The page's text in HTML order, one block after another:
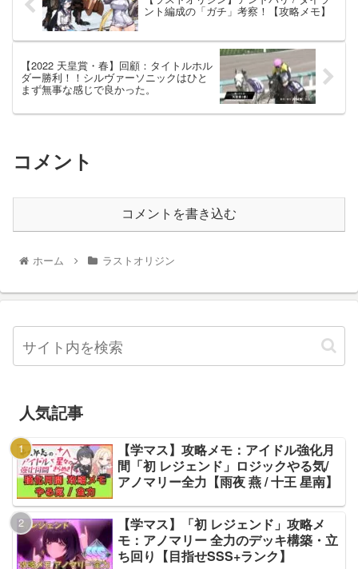
ント編成の「ガチ」考察！【攻略メモ】
【2022 天皇賞・春】回顧：タイトルホル
ダー勝利！！シルヴァーソニックはひと
まず無事な感じで良かった。
コメント
コメントを書き込む
ホーム ラストオリジン
人気記事
【学マス】攻略メモ：アイドル強化月
間「初 レジェンド」ロジックやる気/
アノマリー全力【雨夜 燕 / 十王 星南】
【学マス】「初 レジェンド」攻略メ
モ：アノマリー 全力のデッキ構築・立
ち回り【目指せSSS+ランク】